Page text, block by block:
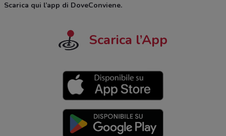
Scarica qui l’app di DoveConviene.
Scarica l’App